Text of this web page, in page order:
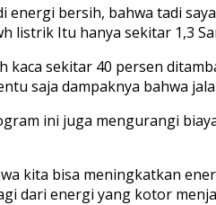
bersih, bahwa tadi
listrik Itu hanya sekitar 1,3
kaca sekitar 40 persen
saja dampaknya bahwa
ini juga mengurangi
kita bisa meningkatkan
dari energi yang kotor